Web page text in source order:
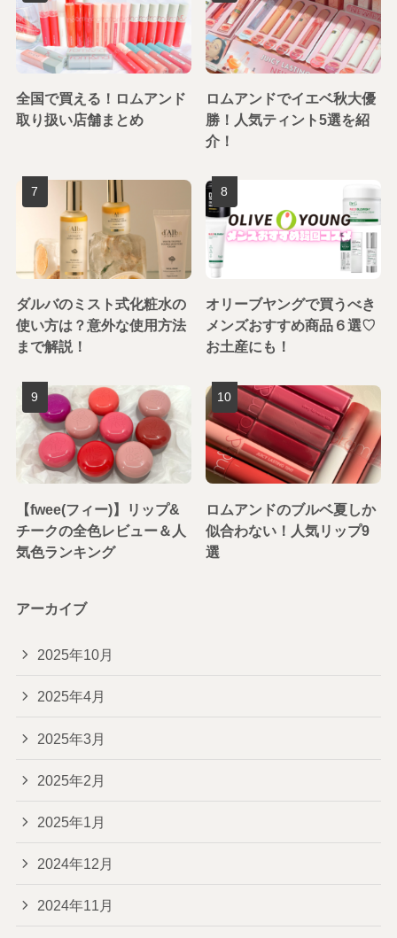
全国で買える！ロムアンド
取り扱い店舗まとめ
ロムアンドでイエベ秋大優
勝！人気ティント5選を紹
介！
ダルバのミスト式化粧水の
使い方は？意外な使用方法
まで解説！
オリーブヤングで買うべき
メンズおすすめ商品６選♡
お土産にも！
【fwee(フィー)】リップ&
チークの全色レビュー＆人
気色ランキング
ロムアンドのブルベ夏しか
似合わない！人気リップ9
選
アーカイブ
2025年10月
2025年4月
2025年3月
2025年2月
2025年1月
2024年12月
2024年11月